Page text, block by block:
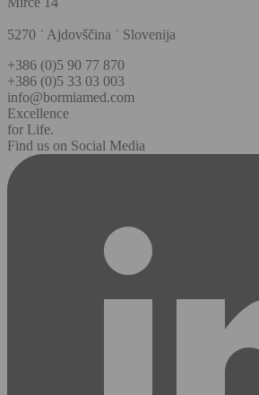
5270 ˙ Ajdovščina ˙ Slovenija
+386 (0)5 90 77 870
+386 (0)5 33 03 003
info@bormiamed.com
Excellence
for Life.
Find us on Social Media